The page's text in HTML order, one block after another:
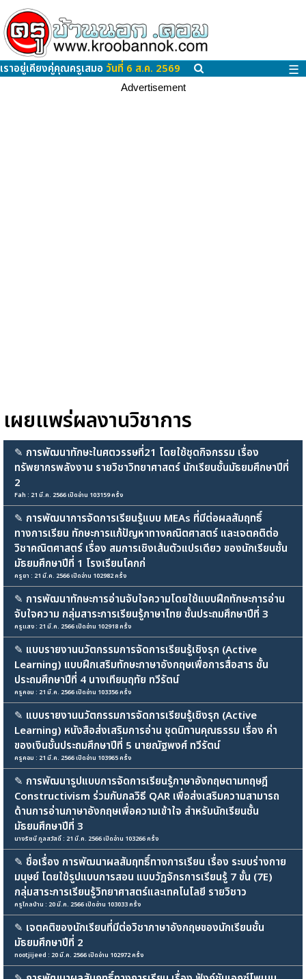
เราอยู่เคียงคู่คุณครูเสมอ วันที่ 6 ส.ค. 2569 ☰
Advertisement
เผยแพร่ผลงานวิชาการ
✎ การพัฒนาทักษะในศตวรรษที่21 โดยใช้ชุดกิจกรรม เรื่อง
ทรัพยากรพลังงาน รายวิชาวิทยาศาสตร์ นักเรียนชั้นมัธยมศึกษาปีที่
2
Fah : 21 มี.ค. 2566 เปิดอ่าน 103159 ครั้ง
✎ การพัฒนาการจัดการเรียนรู้แบบ MEAs ที่มีต่อผลสัมฤทธิ์
ทางการเรียน ทักษะการแก้ปัญหาทางคณิตศาสตร์ และเจตคติต่อ
วิชาคณิตศาสตร์ เรื่อง สมการเชิงเส้นตัวแปรเดียว ของนักเรียนชั้น
มัธยมศึกษาปีที่ 1 โรงเรียนโคกก่
ครูยา : 21 มี.ค. 2566 เปิดอ่าน 102982 ครั้ง
✎ การพัฒนาทักษะการอ่านจับใจความโดยใช้แบบฝึกทักษะการอ่าน
จับใจความ กลุ่มสาระการเรียนรู้ภาษาไทย ชั้นประถมศึกษาปีที่ 3
ครูแสง : 21 มี.ค. 2566 เปิดอ่าน 102918 ครั้ง
✎ แบบรายงานนวัตกรรมการจัดการเรียนรู้เชิงรุก (Active
Learning) แบบฝึกเสริมทักษะภาษาอังกฤษเพื่อการสื่อสาร ชั้น
ประถมศึกษาปีที่ 4 นางเทียมฤทัย ทวีรัตน์
ครูคอม : 21 มี.ค. 2566 เปิดอ่าน 103356 ครั้ง
✎ แบบรายงานนวัตกรรมการจัดการเรียนรู้เชิงรุก (Active
Learning) หนังสือส่งเสริมการอ่าน ชุดนิทานคุณธรรม เรื่อง ค่า
ของเงินชั้นประถมศึกษาปีที่ 5 นายณัฐพงศ์ ทวีรัตน์
ครูคอม : 21 มี.ค. 2566 เปิดอ่าน 103965 ครั้ง
✎ การพัฒนารูปแบบการจัดการเรียนรู้ภาษาอังกฤษตามทฤษฎี
Constructivism ร่วมกับกลวิธี QAR เพื่อส่งเสริมความสามารถ
ด้านการอ่านภาษาอังกฤษเพื่อความเข้าใจ สำหรับนักเรียนชั้น
มัธยมศึกษาปีที่ 3
นางรัชนี ภูลสวัสดิ์ : 21 มี.ค. 2566 เปิดอ่าน 103266 ครั้ง
✎ ชื่อเรื่อง การพัฒนาผลสัมฤทธิ์ทางการเรียน เรื่อง ระบบร่างกาย
มนุษย์ โดยใช้รูปแบบการสอน แบบวัฏจักรการเรียนรู้ 7 ขั้น (7E)
กลุ่มสาระการเรียนรู้วิทยาศาสตร์และเทคโนโลยี รายวิชาว
ครูไกลบ้าน : 20 มี.ค. 2566 เปิดอ่าน 103033 ครั้ง
✎ เจตคติของนักเรียนที่มีต่อวิชาภาษาอังกฤษของนักเรียนชั้น
มัธยมศึกษาปีที่ 2
nootjijeed : 20 มี.ค. 2566 เปิดอ่าน 102972 ครั้ง